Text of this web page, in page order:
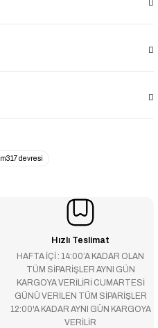
lm317 devresi
Hızlı Teslimat
HAFTA İÇİ : 14:00’A KADAR OLAN
TÜM SİPARİŞLER AYNI GÜN
KARGOYA VERİLİRİ CUMARTESİ
GÜNÜ VERİLEN TÜM SİPARİŞLER
12:00'A KADAR AYNI GÜN KARGOYA
VERİLİR